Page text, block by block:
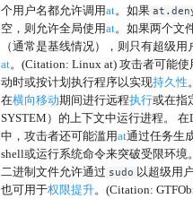
个用户名都允许调用at。如果
空，则允许全局使用at。如果两个文
（通常是基线情况），则只有超级用
at。(Citation: Linux at) 攻击者可能使
动时或按计划执行程序以实现持久性
在横向移动期间进行远程执行或在指
SYSTEM）的上下文中运行进程。
中，攻击者还可能滥用at通过任务生
shell或运行系统命令来突破受限环境
二进制文件允许通过 sudo 以超级用
也可用于权限提升。(Citation: